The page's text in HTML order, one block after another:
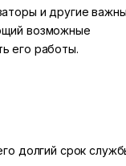
и другие
возможные
его работы.
долгий срок